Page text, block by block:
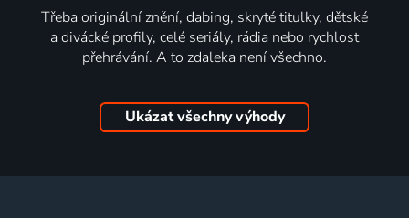
Třeba originální znění, dabing, skryté titulky, dětské
a divácké profily, celé seriály, rádia nebo rychlost
přehrávání. A to zdaleka není všechno.
Ukázat všechny výhody